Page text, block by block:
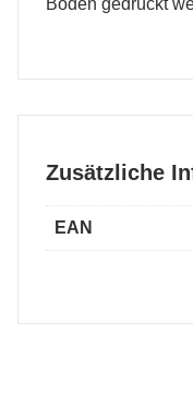
Boden gedrückt
Zusätzliche
EAN